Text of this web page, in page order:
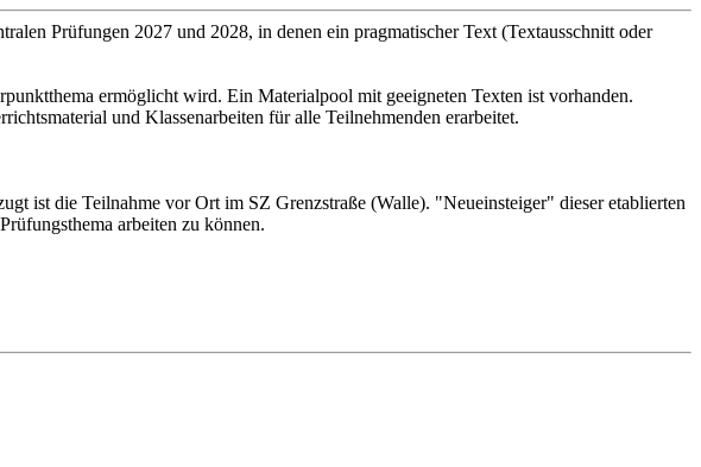
Prüfungen 2027 und 2028, in denen ein pragmatischer Text (Textausschnitt oder
ermöglicht wird. Ein Materialpool mit geeigneten Texten ist vorhanden.
und Klassenarbeiten für alle Teilnehmenden erarbeitet.
ist die Teilnahme vor Ort im SZ Grenzstraße (Walle). "Neueinsteiger" dieser etablierten
arbeiten zu können.